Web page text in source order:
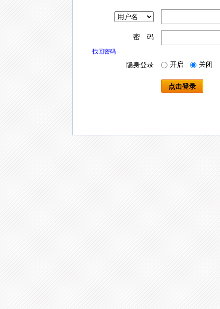
密 码
找回密码
隐身登录 开启 关闭
点击登录